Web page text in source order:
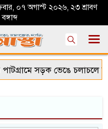
০৭ অগাস্ট ২০২৬, ২৩ শ্রাবণ
সড়ক ভেঙে চলাচলে